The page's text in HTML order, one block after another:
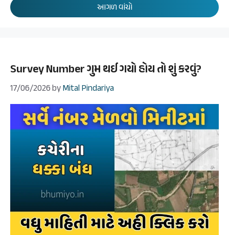
આગળ વાંચો
Survey Number ગુમ થઈ ગયો હોય તો શું કરવું?
17/06/2026byMital Pindariya